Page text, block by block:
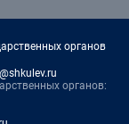
органов
органов: